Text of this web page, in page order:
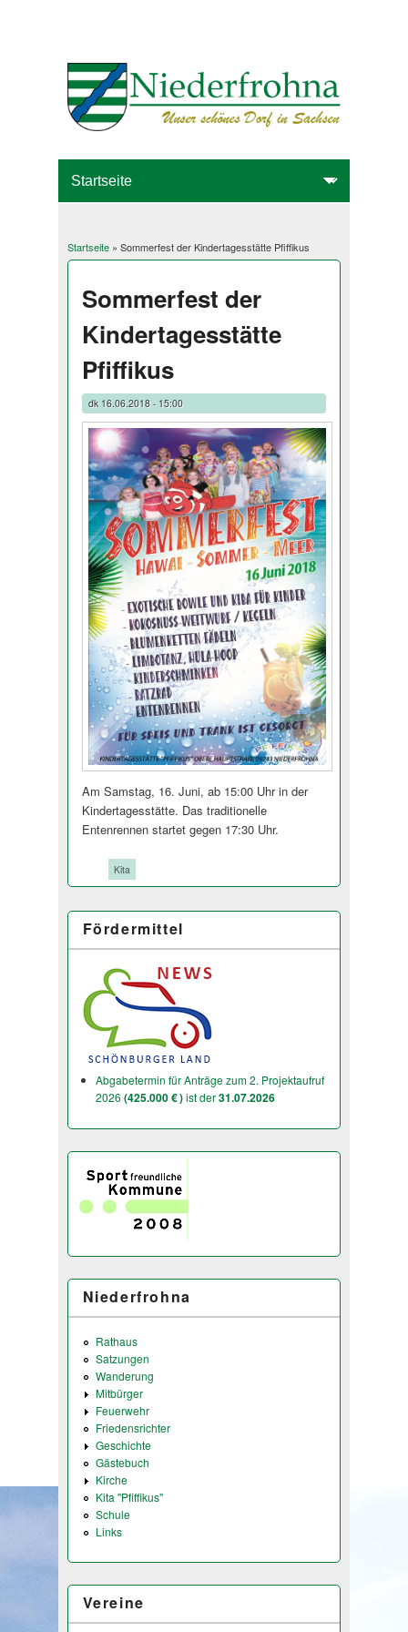
Sie sind hier
Startseite» Sommerfest der Kindertagesstätte Pfiffikus
Sommerfest der
Kindertagesstätte
Pfiffikus
dk16.06.2018 - 15:00
Am Samstag, 16. Juni, ab 15:00 Uhr in der
Kindertagesstätte. Das traditionelle
Entenrennen startet gegen 17:30 Uhr.
Kita
Fördermittel
Abgabetermin für Anträge zum 2. Projektaufruf
2026 (425.000 € )ist der31.07.2026
Niederfrohna
Rathaus
Satzungen
Wanderung
Mitbürger
Feuerwehr
Friedensrichter
Geschichte
Gästebuch
Kirche
Kita "Pfiffikus"
Schule
Links
Vereine